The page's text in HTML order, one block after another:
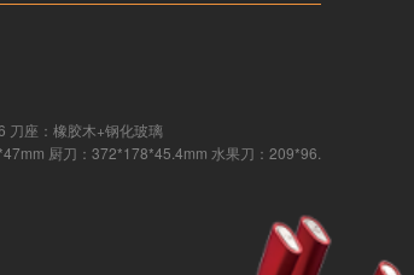
刀座：橡胶木+钢化玻璃
厨刀：372*178*45.4mm 水果刀：209*96.